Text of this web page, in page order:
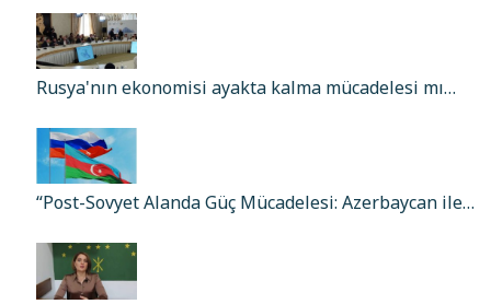
Rusya'nın ekonomisi ayakta kalma mücadelesi mı…
“Post-Sovyet Alanda Güç Mücadelesi: Azerbaycan ile…